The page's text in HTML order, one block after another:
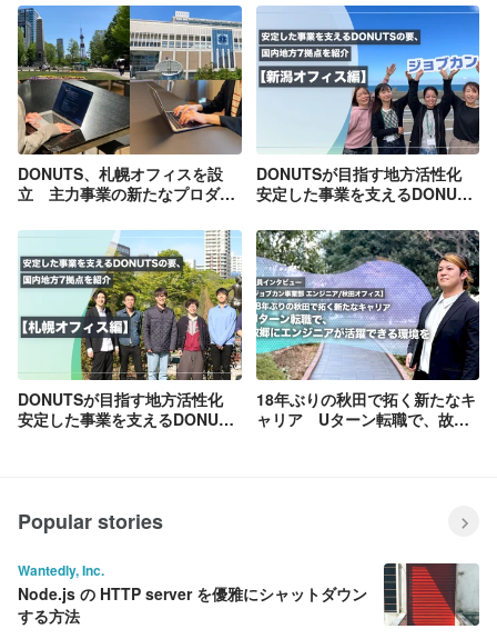
◯https://www.donuts.ne.jp/products/t7s/
メディア: 1700万DL、月間動画再生回数
5億5000万回を記録したLIVE動画配信ア
プリ「ミクチャ」を開発、運営。
◯https://www.donuts.ne.jp/products/mix
ch/ 医療: 無床診療所向けクラウド型電子
カルテサービス「CLIUS」を開発、運
営。
◯https://www.donuts.ne.jp/products/cliu
s/
DONUTS、札幌オフィスを設
立 主力事業の新たなプロダク
を代表するIT企業を目指す
DONUTSが目指す地方活性化
安定した事業を支えるDONUTS
【新潟オフィス編】
DONUTSが目指す地方活性化
安定した事業を支えるDONUTS
18年ぶりの秋田で拓く新たなキ
ャリア Uターン転職で、故郷
Popular stories
Wantedly, Inc.
Node.js の HTTP server を優雅にシャットダウン
する方法